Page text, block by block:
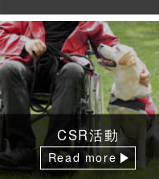
CSR活動
Read more